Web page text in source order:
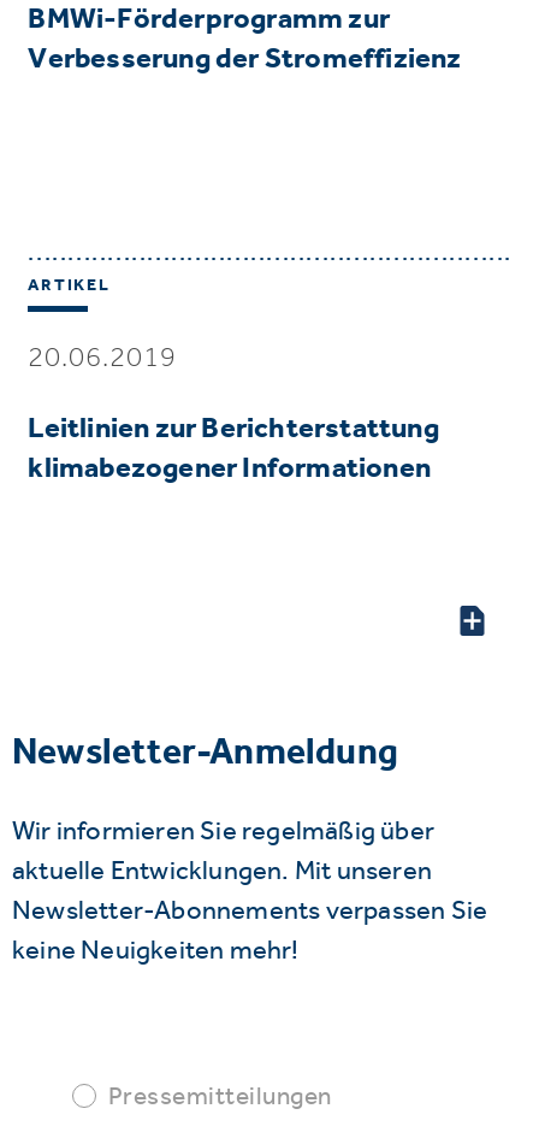
BMWi-Förderprogramm zur
Verbesserung der Stromeffizienz
ARTIKEL
20.06.2019
Leitlinien zur Berichterstattung
klimabezogener Informationen
Newsletter-Anmeldung
Wir informieren Sie regelmäßig über
aktuelle Entwicklungen. Mit unseren
Newsletter-Abonnements verpassen Sie
keine Neuigkeiten mehr!
Pressemitteilungen